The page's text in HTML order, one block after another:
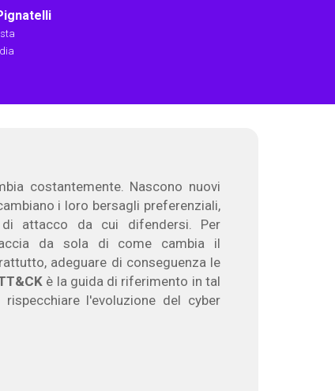
costantemente. Nascono nuovi
i loro bersagli preferenziali,
attacco da cui difendersi. Per
da sola di come cambia il
adeguare di conseguenza le
è la guida di riferimento in tal
l'evoluzione del cyber